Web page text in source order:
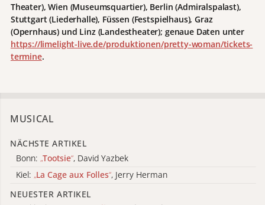
Theater), Wien (Museumsquartier), Berlin (Admiralspalast),
Stuttgart (Liederhalle), Füssen (Festspielhaus), Graz
(Opernhaus) und Linz (Landestheater); genaue Daten unter
https://limelight-live.de/produktionen/pretty-woman/tickets-
termine.
MUSICAL
NÄCHSTE ARTIKEL
Bonn: „Tootsie“, David Yazbek
Kiel: „La Cage aux Folles“, Jerry Herman
NEUESTER ARTIKEL